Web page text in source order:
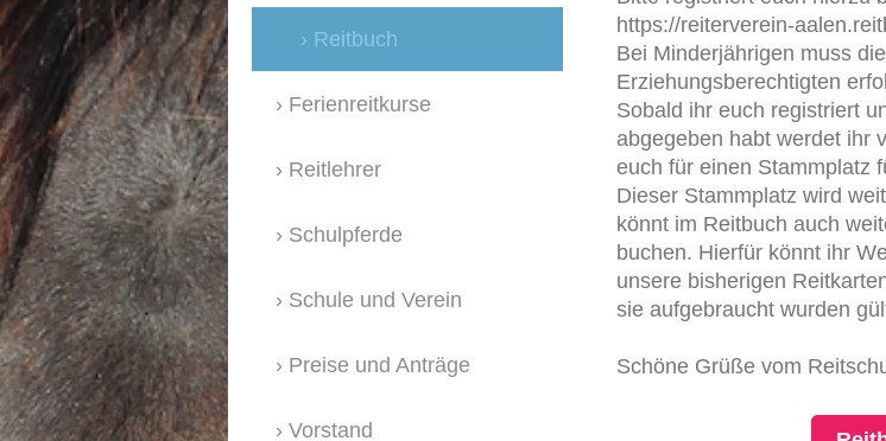
https://reiterverein-
Bei Minderjährigen muss
Erziehungsberechtigten
Sobald ihr euch registriert
abgegeben habt werdet ihr
euch für einen Stammplatz
Dieser Stammplatz wird
könnt im Reitbuch auch
buchen. Hierfür könnt ihr
unsere bisherigen
sie aufgebraucht wurden
Schöne Grüße vom
Reitbuch
Ferienreitkurse
Reitlehrer
Schulpferde
Schule und Verein
Preise und Anträge
Vorstand